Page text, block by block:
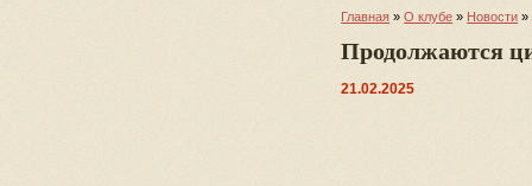
Главная »О клубе » Новости »
Продолжаются
21.02.2025